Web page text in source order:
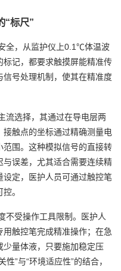
“标尺”
全，从监护仪上0.1℃体温波
记，都要求触摸屏能精准传
号处理机制，使其在精准度
流选择，其通过在导电层两
触点的坐标通过精确测量电
围。这种模拟信号的直接转
误差，尤其适合需要连续精
定，医护人员可通过触控笔
。
不受操作工具限制。医护人
触控笔完成精准操作；在急
量体液，只要施加稳定压
”与“环境适应性”的结合，